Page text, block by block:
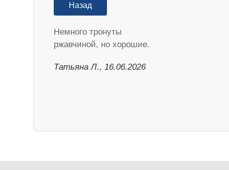
Назад
Немного тронуты
ржавчиной, но хорошие.
Татьяна Л., 16.06.2026